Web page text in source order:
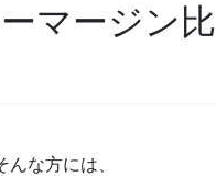
マージン比
な方には、